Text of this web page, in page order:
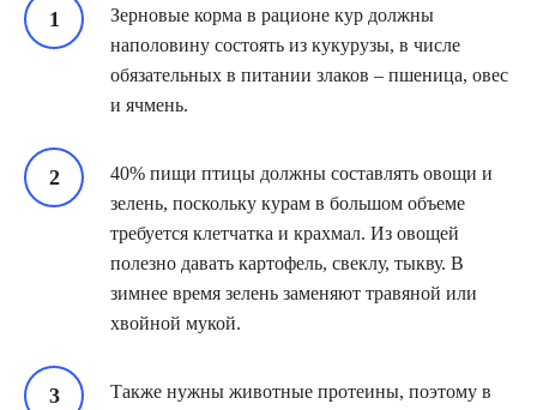
Зерновые корма в рационе кур должны
наполовину состоять из кукурузы, в числе
обязательных в питании злаков – пшеница, овес
и ячмень.
40% пищи птицы должны составлять овощи и
зелень, поскольку курам в большом объеме
требуется клетчатка и крахмал. Из овощей
полезно давать картофель, свеклу, тыкву. В
зимнее время зелень заменяют травяной или
хвойной мукой.
Также нужны животные протеины, поэтому в